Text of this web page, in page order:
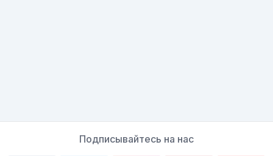
Подписывайтесь на нас